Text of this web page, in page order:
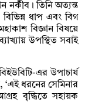
নকীব। তিনি অত্যন্ত
ধাপ এবং বিগ
বিজ্ঞান বিষয়ে
উপস্থিত সবাই
এর উপাচার্য
ধরনের সেমিনার
আগ্রহ বৃদ্ধিতে সহায়ক